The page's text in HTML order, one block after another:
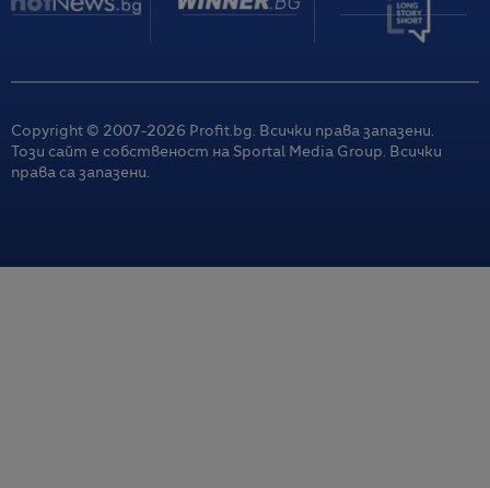
Copyright © 2007-2026 Profit.bg. Всички права запазени.
Този сайт е собственост на Sportal Media Group. Всички
права са запазени.